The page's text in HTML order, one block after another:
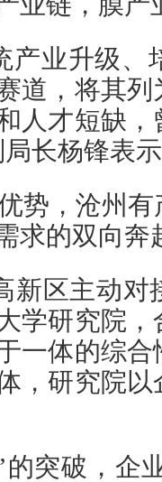
产业升级、
道，将其
人才短缺
长杨锋表
势，沧州
求的双向奔
新区主动
学研究院
一体的综
，研究院
的突破，企